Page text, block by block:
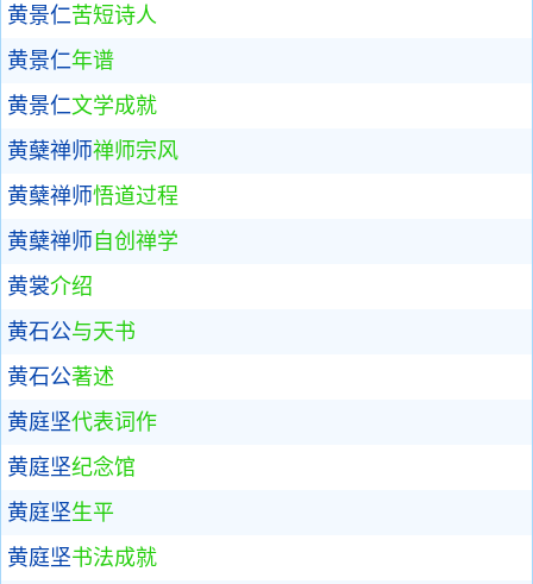
黄景仁苦短诗人
黄景仁年谱
黄景仁文学成就
黄蘖禅师禅师宗风
黄蘖禅师悟道过程
黄蘖禅师 自创禅学
黄裳介绍
黄石公与天书
黄石公著述
黄庭坚代表词作
黄庭坚纪念馆
黄庭坚生平
黄庭坚书法成就